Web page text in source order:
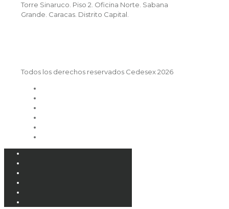
Torre Sinaruco. Piso 2. Oficina Norte. Sabana
Grande. Caracas. Distrito Capital.
Todos los derechos reservados Cedesex 2026